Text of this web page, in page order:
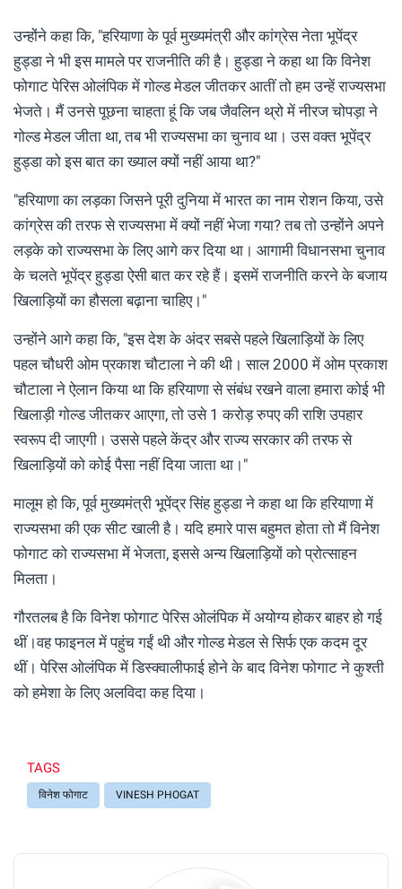
उन्होंने कहा कि, "हरियाणा के पूर्व मुख्यमंत्री और कांग्रेस नेता भूपेंद्र
हुड्डा ने भी इस मामले पर राजनीति की है। हुड्डा ने कहा था कि विनेश
फोगाट पेरिस ओलंपिक में गोल्ड मेडल जीतकर आतीं तो हम उन्हें राज्यसभा
भेजते। मैं उनसे पूछना चाहता हूं कि जब जैवलिन थ्रो में नीरज चोपड़ा ने
गोल्ड मेडल जीता था, तब भी राज्यसभा का चुनाव था। उस वक्त भूपेंद्र
हुड्डा को इस बात का ख्याल क्यों नहीं आया था?"
"हरियाणा का लड़का जिसने पूरी दुनिया में भारत का नाम रोशन किया, उसे
कांग्रेस की तरफ से राज्यसभा में क्यों नहीं भेजा गया? तब तो उन्होंने अपने
लड़के को राज्यसभा के लिए आगे कर दिया था। आगामी विधानसभा चुनाव
के चलते भूपेंद्र हुड्डा ऐसी बात कर रहे हैं। इसमें राजनीति करने के बजाय
खिलाड़ियों का हौसला बढ़ाना चाहिए।"
उन्होंने आगे कहा कि, "इस देश के अंदर सबसे पहले खिलाड़ियों के लिए
पहल चौधरी ओम प्रकाश चौटाला ने की थी। साल 2000 में ओम प्रकाश
चौटाला ने ऐलान किया था कि हरियाणा से संबंध रखने वाला हमारा कोई भी
खिलाड़ी गोल्ड जीतकर आएगा, तो उसे 1 करोड़ रुपए की राशि उपहार
स्वरूप दी जाएगी। उससे पहले केंद्र और राज्य सरकार की तरफ से
खिलाड़ियों को कोई पैसा नहीं दिया जाता था।"
मालूम हो कि, पूर्व मुख्यमंत्री भूपेंद्र सिंह हुड्डा ने कहा था कि हरियाणा में
राज्यसभा की एक सीट खाली है। यदि हमारे पास बहुमत होता तो मैं विनेश
फोगाट को राज्यसभा में भेजता, इससे अन्य खिलाड़ियों को प्रोत्साहन
मिलता।
गौरतलब है कि विनेश फोगाट पेरिस ओलंपिक में अयोग्य होकर बाहर हो गई
थीं।वह फाइनल में पहुंच गईं थी और गोल्ड मेडल से सिर्फ एक कदम दूर
थीं। पेरिस ओलंपिक में डिस्क्वालीफाई होने के बाद विनेश फोगाट ने कुश्ती
को हमेशा के लिए अलविदा कह दिया।
TAGS
विनेश फोगाट VINESH PHOGAT